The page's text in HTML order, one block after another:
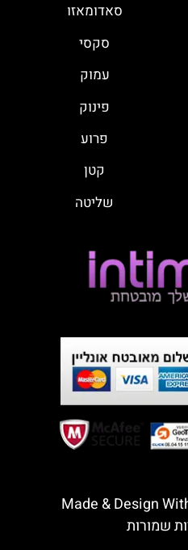
סאדומאזו
סקסי
עמוק
פינוק
פרוע
קטן
שליטה
Made & Design
שמורות